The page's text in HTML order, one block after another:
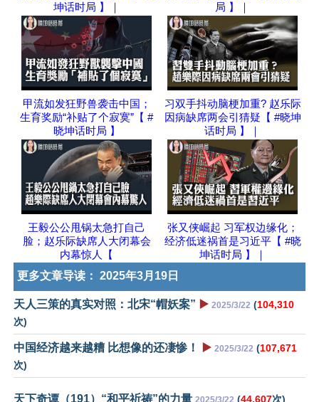
坤话时局 】｜
局 】｜
甲流如发狂野兽袭击中国；
生育奖励“补贴了个寂寞”【 #
晓坤话时局 】
习双手抖动脑梗加重? 赵乐际
因病缺席两会引猜疑【 #晓坤
话时局 】｜
王毅公公甩锅太急打自己
脸；赵乐际缺席人大闭幕会
内幕惊人【
张又侠崛起 习军权边缘化；
经济低迷祸首是习近平【 #晓
坤话时局 】｜
更多文章导读： 2025年3月19日
天人三策的真实对照：北宋“帽妖案” ▶️ 2025/3/22 (104,310
次)
中国经济越来越糟 比想像的还凄惨！ ▶️ 2025/3/22 (107,671
次)
天下奇谭（191）“和平祈祷”的力量 2025/3/22 (44,607次)